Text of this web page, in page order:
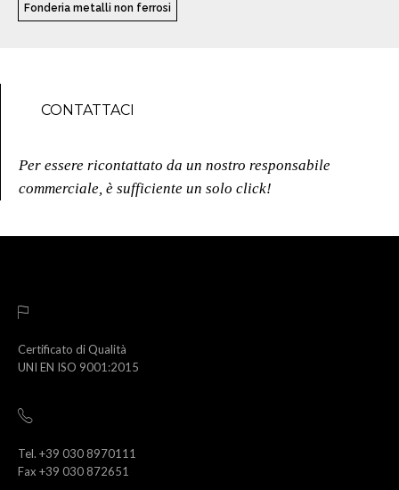
Fonderia metalli non ferrosi
CONTATTACI
Per essere ricontattato da un nostro responsabile
commerciale, è sufficiente un solo click!
Certificato di Qualità
UNI EN ISO 9001:2015
Tel. +39 030 8970111
Fax +39 030 872651